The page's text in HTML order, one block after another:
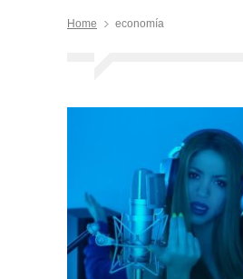
Home economía